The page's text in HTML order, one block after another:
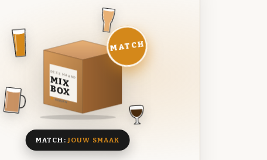
DEZE MAAND
MIX
BOX
8 BIEREN
MATCH
MATCH: JOUW SMAAK